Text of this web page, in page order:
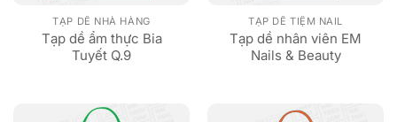
TẠP DỀ NHÀ HÀNG
Tạp dề ẩm thực Bia
Tuyết Q.9
TẠP DỀ TIỆM NAIL
Tạp dề nhân viên EM
Nails & Beauty